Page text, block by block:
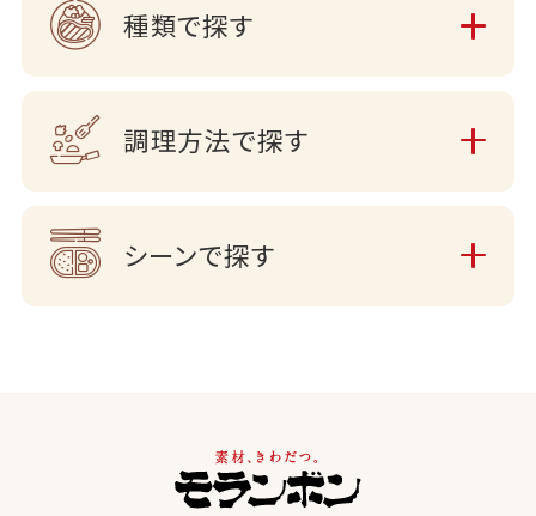
種類で探す
調理方法で探す
シーンで探す